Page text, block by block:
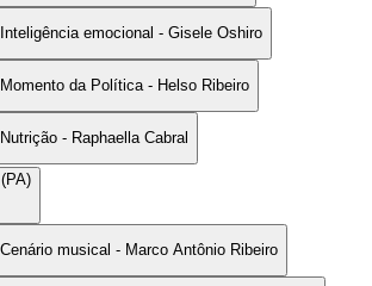
Inteligência emocional - Gisele Oshiro
Momento da Política - Helso Ribeiro
Nutrição - Raphaella Cabral
Cenário musical - Marco Antônio Ribeiro